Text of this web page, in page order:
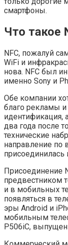
смартфоны.
Что такое
NFC, пожалуй
WiFi и
нова. NFC был
именно Sony и
Обе компании
благо рекламы
идентификация,
два года после
технические
направление по
присоединилась
Присоединение
предвестником
и в мобильных
появляться в
эры Android и
мобильным
P506iC,